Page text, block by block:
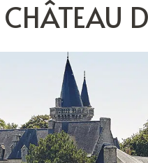
CHÂTEAU